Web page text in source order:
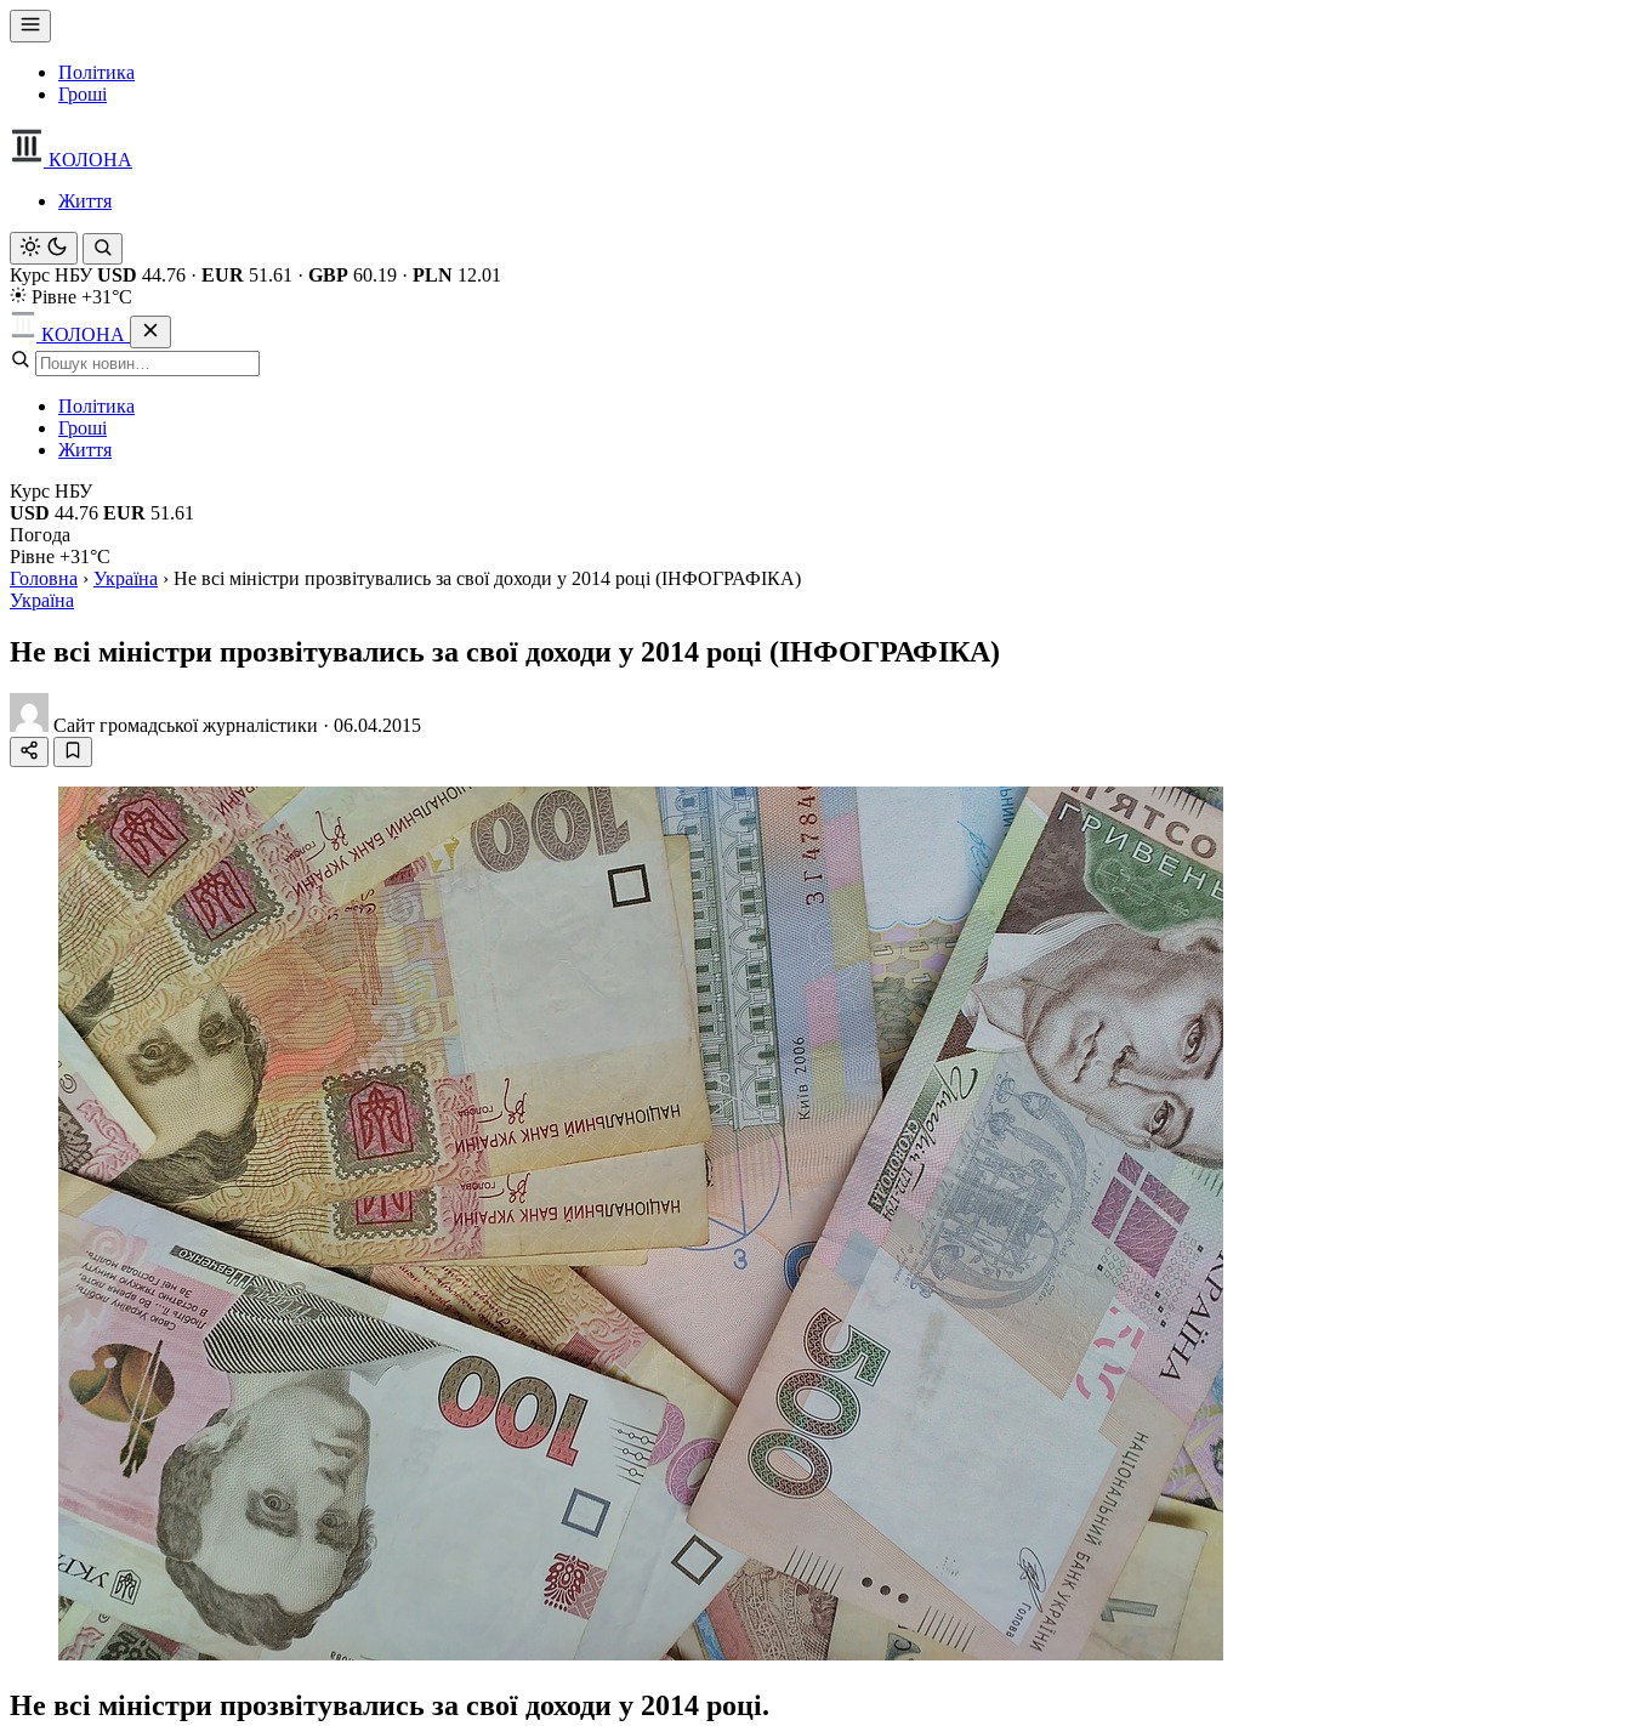
Політика
Гроші
КОЛОНА
Життя
Курс НБУ USD 44.76 · EUR 51.61 · GBP 60.19 · PLN 12.01
Рівне +31°C
КОЛОНА
Політика
Гроші
Життя
Курс НБУ
USD 44.76 EUR 51.61
Погода
Рівне +31°C
Головна › Україна › Не всі міністри прозвітувались за свої доходи у 2014 році (ІНФОГРАФІКА)
Україна
Не всі міністри прозвітувались за свої доходи у 2014 році (ІНФОГРАФІКА)
Сайт громадської журналістики · 06.04.2015
Не всі міністри прозвітувались за свої доходи у 2014 році.